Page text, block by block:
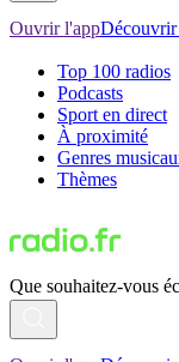
Ouvrir l'app
Top 100 radios
Podcasts
Sport en direct
À proximité
Genres
Thèmes
Que souhaitez-vous